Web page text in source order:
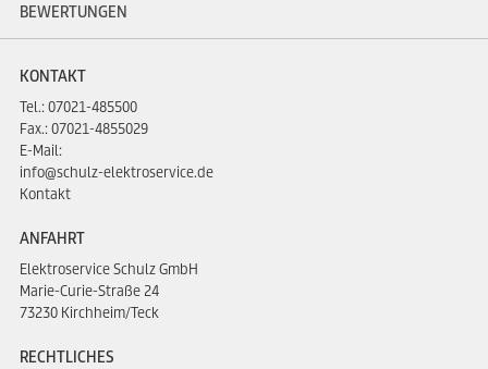
BEWERTUNGEN
KONTAKT
Tel.:07021-485500
Fax.: 07021-4855029
E-Mail:
info@schulz-elektroservice.de
Kontakt
ANFAHRT
Elektroservice Schulz GmbH
Marie-Curie-Straße 24
73230 Kirchheim/Teck
RECHTLICHES